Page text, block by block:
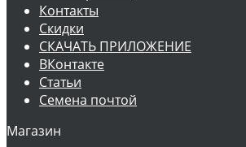
Контакты
Скидки
СКАЧАТЬ ПРИЛОЖЕНИЕ
ВКонтакте
Статьи
Семена почтой
Магазин